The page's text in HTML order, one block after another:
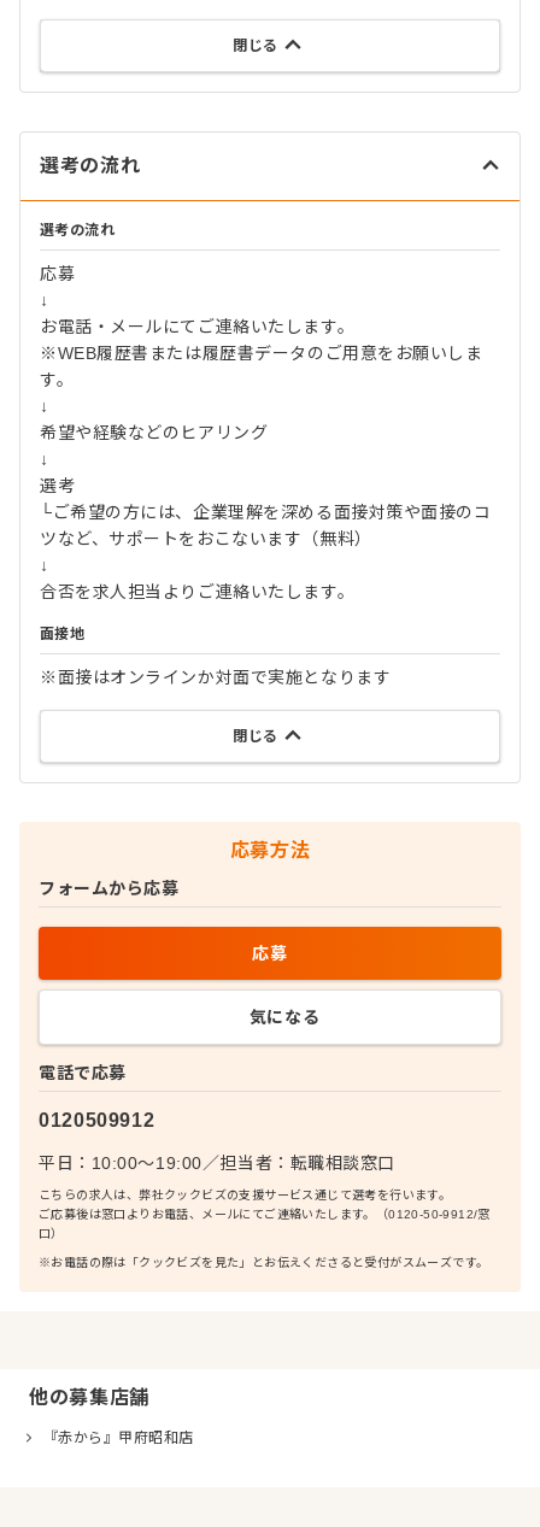
閉じる
選考の流れ
選考の流れ
応募
↓
お電話・メールにてご連絡いたします。
※WEB履歴書または履歴書データのご用意をお願いしま
す。
↓
希望や経験などのヒアリング
↓
選考
└ご希望の方には、企業理解を深める面接対策や面接のコ
ツなど、サポートをおこないます（無料）
↓
合否を求人担当よりご連絡いたします。
面接地
※面接はオンラインか対面で実施となります
閉じる
応募方法
電話で応募
0120509912
平日：10:00〜19:00／担当者： 転職相談窓口
こちらの求人は、弊社クックビズの支援サービス通じて選考を行います。
ご応募後は窓口よりお電話、メールにてご連絡いたします。（0120-50-9912/窓
口）
※お電話の際は「クックビズを見た」とお伝えくださると受付がスムーズです。
フォームから応募
応募
気になる
他の募集店舗
『赤から』甲府昭和店